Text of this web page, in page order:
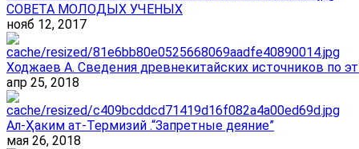
СОВЕТА МОЛОДЫХ УЧЕНЫХ
нояб 12, 2017
Ходжаев А. Сведения древнекитайских источников по
апр 25, 2018
Ал-Ҳаким ат-Термизий .“Запретные деяние”
мая 26, 2018